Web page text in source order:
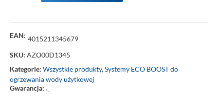
EAN: 4015211345679
SKU: AZO00D1345
Kategorie: Wszystkie produkty,Systemy ECO BOOST do
ogrzewania wody użytkowej
Gwarancja: ‘-